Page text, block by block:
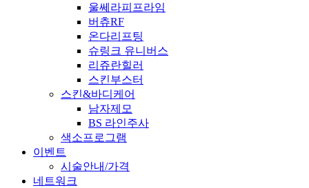
울쎄라피프라임
버츄RF
온다리프팅
슈링크 유니버스
리쥬란힐러
스킨부스터
스킨&바디케어
남자제모
BS 라인주사
색소프로그램
이벤트
시술안내/가격
네트워크